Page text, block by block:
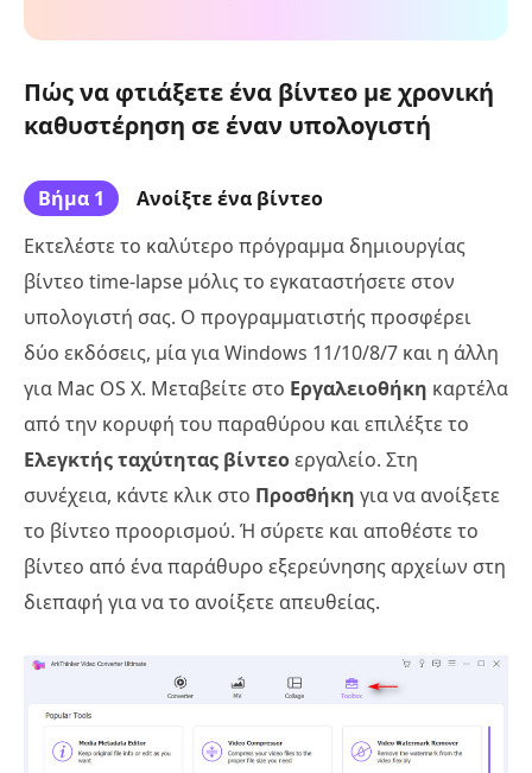
Πώς να φτιάξετε ένα βίντεο με χρονική
καθυστέρηση σε έναν υπολογιστή
Βήμα 1
Ανοίξτε ένα βίντεο
Εκτελέστε το καλύτερο πρόγραμμα δημιουργίας
βίντεο time-lapse μόλις το εγκαταστήσετε στον
υπολογιστή σας. Ο προγραμματιστής προσφέρει
δύο εκδόσεις, μία για Windows 11/10/8/7 και η άλλη
για Mac OS X. Μεταβείτε στο Εργαλειοθήκη καρτέλα
από την κορυφή του παραθύρου και επιλέξτε το
Ελεγκτής ταχύτητας βίντεοεργαλείο. Στη
συνέχεια, κάντε κλικ στο Προσθήκη για να ανοίξετε
το βίντεο προορισμού. Ή σύρετε και αποθέστε το
βίντεο από ένα παράθυρο εξερεύνησης αρχείων στη
διεπαφή για να το ανοίξετε απευθείας.